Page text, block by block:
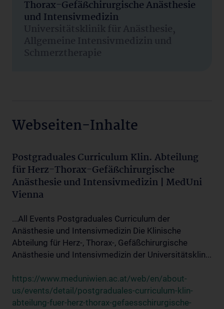
Thorax-Gefäßchirurgische Anästhesie
und Intensivmedizin
Universitätsklinik für Anästhesie,
Allgemeine Intensivmedizin und
Schmerztherapie
Webseiten-Inhalte
Postgraduales Curriculum Klin. Abteilung
für Herz-Thorax-Gefäßchirurgische
Anästhesie und Intensivmedizin | MedUni
Vienna
...All Events Postgraduales Curriculum der
Anästhesie und Intensivmedizin Die Klinische
Abteilung für Herz-, Thorax-, Gefäßchirurgische
Anästhesie und Intensivmedizin der Universitätsklin...
https://www.meduniwien.ac.at/web/en/about-
us/events/detail/postgraduales-curriculum-klin-
abteilung-fuer-herz-thorax-gefaesschirurgische-